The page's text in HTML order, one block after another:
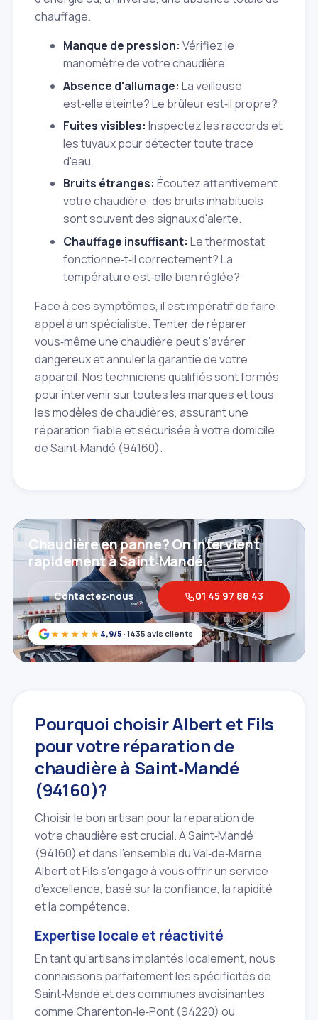
chauffage.
Manque de pression: Vérifiez le
manomètre de votre chaudière.
Absence d'allumage: La veilleuse
est‑elle éteinte? Le brûleur est‑il propre?
Fuites visibles: Inspectez les raccords et
les tuyaux pour détecter toute trace
d'eau.
Bruits étranges: Écoutez attentivement
votre chaudière; des bruits inhabituels
sont souvent des signaux d'alerte.
Chauffage insuffisant: Le thermostat
fonctionne‑t‑il correctement? La
température est‑elle bien réglée?
Face à ces symptômes, il est impératif de faire
appel à un spécialiste. Tenter de réparer
vous‑même une chaudière peut s'avérer
dangereux et annuler la garantie de votre
appareil. Nos techniciens qualifiés sont formés
pour intervenir sur toutes les marques et tous
les modèles de chaudières, assurant une
réparation fiable et sécurisée à votre domicile
de Saint‑Mandé (94160).
★★★★★ 4,9/5 · 1435 avis clients
Chaudière en panne? On intervient
rapidement à Saint‑Mandé.
Contactez‑nous 01 45 97 88 43
Pourquoi choisir Albert et Fils
pour votre réparation de
chaudière à Saint‑Mandé
(94160)?
Choisir le bon artisan pour la réparation de
votre chaudière est crucial. À Saint‑Mandé
(94160) et dans l'ensemble du Val‑de‑Marne,
Albert et Fils s'engage à vous offrir un service
d'excellence, basé sur la confiance, la rapidité
et la compétence.
Expertise locale et réactivité
En tant qu'artisans implantés localement, nous
connaissons parfaitement les spécificités de
Saint‑Mandé et des communes avoisinantes
comme Charenton‑le‑Pont (94220) ou